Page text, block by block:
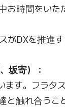
お時間をいた
がDXを推進
坂寄）：
ます。フラタ
と触れ合うこ